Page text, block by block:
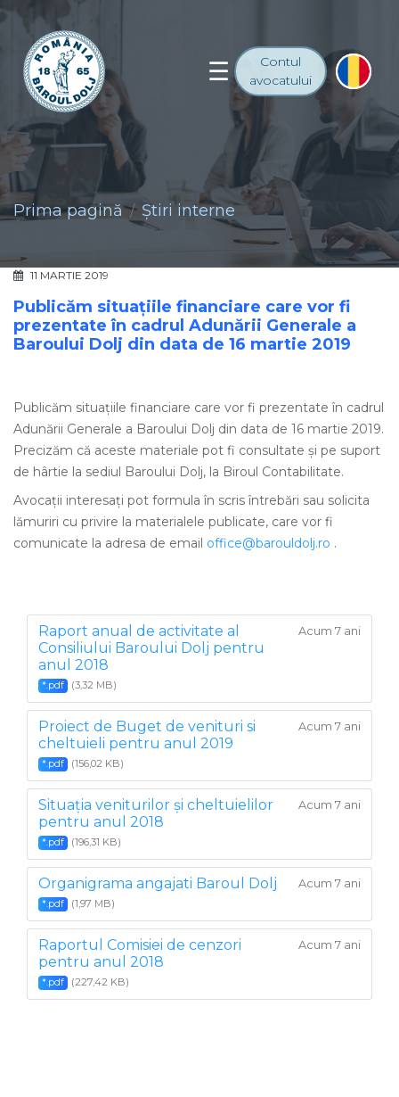
Contul
avocatului
Prima pagină Ştiri interne
11 MARTIE 2019
Publicăm situațiile financiare care vor fi
prezentate în cadrul Adunării Generale a
Baroului Dolj din data de 16 martie 2019
Publicăm situațiile financiare care vor fi prezentate în cadrul
Adunării Generale a Baroului Dolj din data de 16 martie 2019.
Precizăm că aceste materiale pot fi consultate și pe suport
de hârtie la sediul Baroului Dolj, la Biroul Contabilitate.
Avocații interesați pot formula în scris întrebări sau solicita
lămuriri cu privire la materialele publicate, care vor fi
comunicate la adresa de email office@barouldolj.ro .
Raport anual de activitate al
Consiliului Baroului Dolj pentru
anul 2018
Acum 7 ani
*.pdf (3,32 MB)
Proiect de Buget de venituri si
cheltuieli pentru anul 2019
Acum 7 ani
*.pdf (156,02 KB)
Situația veniturilor și cheltuielilor
pentru anul 2018
Acum 7 ani
*.pdf (196,31 KB)
Organigrama angajati Baroul Dolj Acum 7 ani
*.pdf (1,97 MB)
Raportul Comisiei de cenzori
pentru anul 2018
Acum 7 ani
*.pdf (227,42 KB)